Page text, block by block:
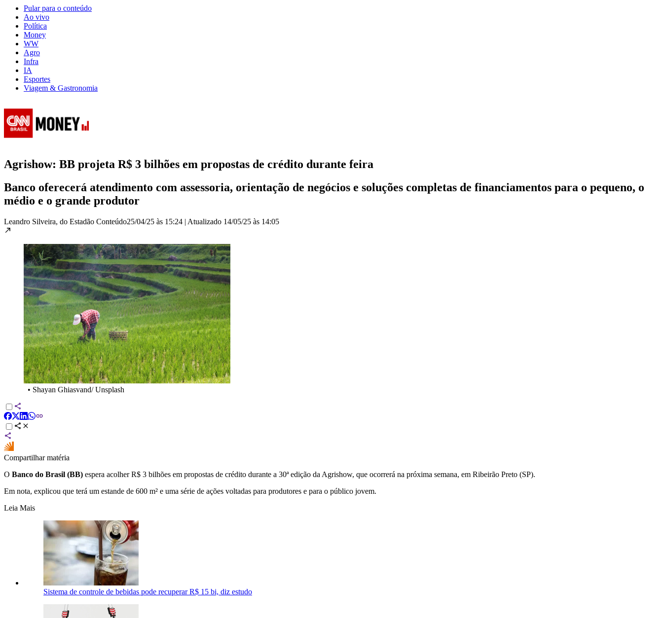
Pular para o conteúdo
Ao vivo
Política
Money
WW
Agro
Infra
IA
Esportes
Viagem & Gastronomia
Agrishow: BB projeta R$ 3 bilhões em propostas de crédito durante feira
Banco oferecerá atendimento com assessoria, orientação de negócios e soluções completas de financiamentos para o pequeno, o
médio e o grande produtor
Leandro Silveira, do Estadão Conteúdo25/04/25 às 15:24 | Atualizado 14/05/25 às 14:05
• Shayan Ghiasvand/ Unsplash
Compartilhar matéria
O Banco do Brasil (BB) espera acolher R$ 3 bilhões em propostas de crédito durante a 30ª edição da Agrishow, que ocorrerá na próxima semana, em Ribeirão Preto (SP).
Em nota, explicou que terá um estande de 600 m² e uma série de ações voltadas para produtores e para o público jovem.
Leia Mais
Sistema de controle de bebidas pode recuperar R$ 15 bi, diz estudo